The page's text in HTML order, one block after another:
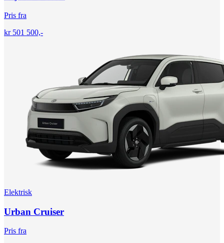
Pris fra
kr 501 500,-
Elektrisk
Urban Cruiser
Pris fra